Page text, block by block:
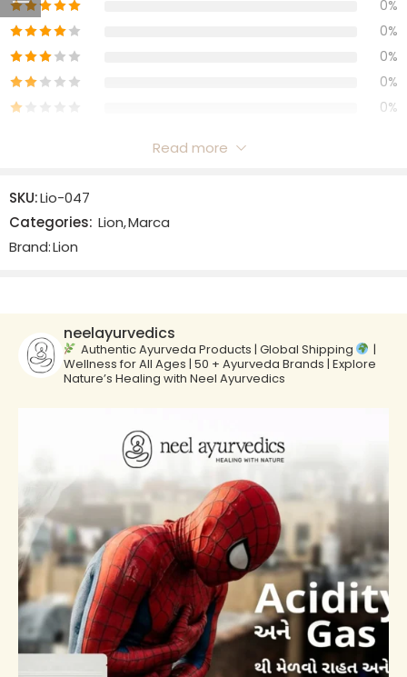
0%
0%
0%
0%
0%
There are no reviews yet.
Read more
SKU:Lio-047
Categories: Lion,Marca
Brand:Lion
neelayurvedics
Authentic Ayurveda Products | Global Shipping
|
Wellness for All Ages | 50 + Ayurveda Brands | Explore
Nature’s Healing with Neel Ayurvedics